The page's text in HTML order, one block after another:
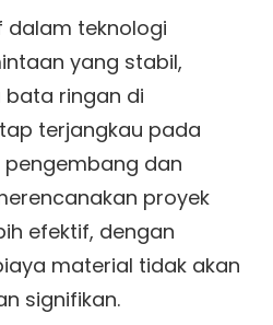
dalam teknologi
yang stabil,
bata ringan di
terjangkau pada
pengembang dan
proyek
efektif, dengan
material tidak akan
signifikan.